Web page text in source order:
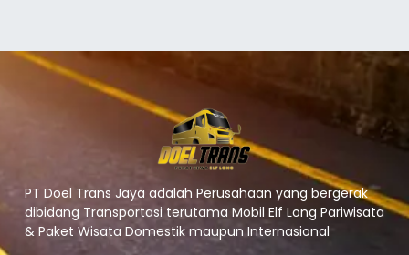
PT Doel Trans Jaya adalah Perusahaan yang bergerak
dibidang Transportasi terutama Mobil Elf Long Pariwisata
& Paket Wisata Domestik maupun Internasional